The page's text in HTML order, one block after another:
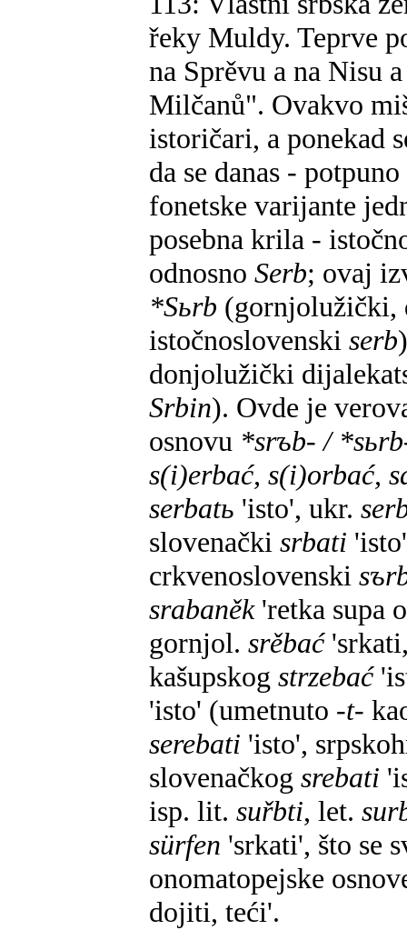
řeky Muldy. Teprve
na Sprěvu a na Nisu
Milčanů". Ovakvo
istoričari, a ponekad
da se danas -
fonetske varijante
posebna krila -
odnosno Serb; ovaj
*Sьrb
istočnoslovenski serb
donjolužički
Srbin). Ovde je
osnovu *srъb- /
s(i)erbać, s(i)orbać,
serbatь 'isto', ukr.
slovenački srbati
crkvenoslovenski
srabaněk 'retka supa
gornjol. srěbać
kašupskog strzebać
'isto' (umetnuto -t-
serebati 'isto',
slovenačkog srebati
isp. lit. suřbti, let.
sürfen 'srkati', što se
onomatopejske
dojiti, teći'.